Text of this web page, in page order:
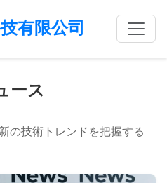
有限公司
ース
の技術トレンドを把握する